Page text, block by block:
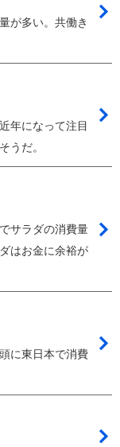
が多い。共働き
年になって注目
うだ。
サラダの消費量
はお金に余裕が
に東日本で消費